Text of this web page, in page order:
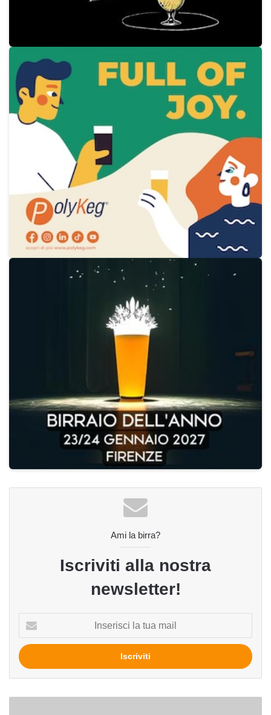
Ami la birra?
Iscriviti alla nostra
newsletter!
tua
mail